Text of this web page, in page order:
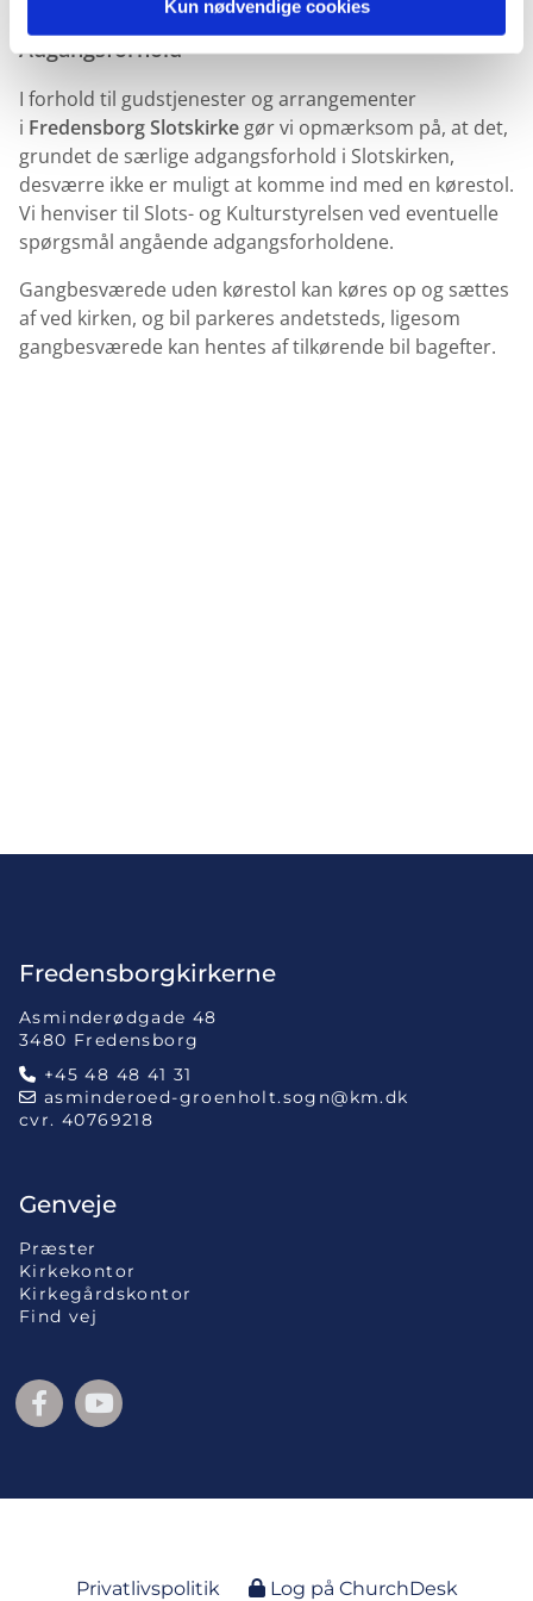
Kun nødvendige cookies
Adgangsforhold
I forhold til gudstjenester og arrangementer
i Fredensborg Slotskirke gør vi opmærksom på, at det,
grundet de særlige adgangsforhold i Slotskirken,
desværre ikke er muligt at komme ind med en kørestol.
Vi henviser til Slots- og Kulturstyrelsen ved eventuelle
spørgsmål angående adgangsforholdene.
Gangbesværede uden kørestol kan køres op og sættes
af ved kirken, og bil parkeres andetsteds, ligesom
gangbesværede kan hentes af tilkørende bil bagefter.
Fredensborgkirkerne
Asminderødgade 48
3480 Fredensborg
 +45 48 48 41 31
 asminderoed-groenholt.sogn@km.dk
cvr. 40769218
Genveje
Præster
Kirkekontor
Kirkegårdskontor
Find vej
Privatlivspolitik Log på ChurchDesk